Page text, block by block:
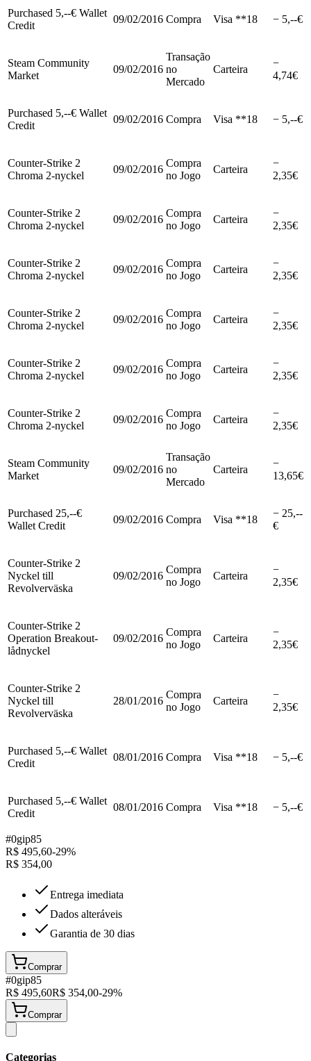
Purchased 5,--€ Wallet
Credit
09/02/2016 Compra Visa **18 − 5,--€
Steam Community
Market
09/02/2016
Transação
no
Mercado
Carteira
−
4,74€
Purchased 5,--€ Wallet
Credit
09/02/2016 Compra Visa **18 − 5,--€
Counter-Strike 2
Chroma 2-nyckel
09/02/2016
Compra
no Jogo
Carteira
−
2,35€
Counter-Strike 2
Chroma 2-nyckel
09/02/2016
Compra
no Jogo
Carteira
−
2,35€
Counter-Strike 2
Chroma 2-nyckel
09/02/2016
Compra
no Jogo
Carteira
−
2,35€
Counter-Strike 2
Chroma 2-nyckel
09/02/2016
Compra
no Jogo
Carteira
−
2,35€
Counter-Strike 2
Chroma 2-nyckel
09/02/2016
Compra
no Jogo
Carteira
−
2,35€
Counter-Strike 2
Chroma 2-nyckel
09/02/2016
Compra
no Jogo
Carteira
−
2,35€
Steam Community
Market
09/02/2016
Transação
no
Mercado
Carteira
−
13,65€
Purchased 25,--€
Wallet Credit
09/02/2016 Compra Visa **18
− 25,--
€
Counter-Strike 2
Nyckel till
Revolverväska
09/02/2016
Compra
no Jogo
Carteira
−
2,35€
Counter-Strike 2
Operation Breakout-
lådnyckel
09/02/2016
Compra
no Jogo
Carteira
−
2,35€
Counter-Strike 2
Nyckel till
Revolverväska
28/01/2016
Compra
no Jogo
Carteira
−
2,35€
Purchased 5,--€ Wallet
Credit
08/01/2016 Compra Visa **18 − 5,--€
Purchased 5,--€ Wallet
Credit
08/01/2016 Compra Visa **18 − 5,--€
#0gip85
R$ 495,60-29%
R$ 354,00
Entrega imediata
Dados alteráveis
Garantia de 30 dias
Comprar
#0gip85
R$ 495,60R$ 354,00-29%
Comprar
Categorias